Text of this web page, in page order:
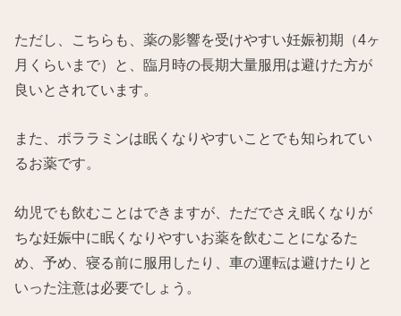
ただし、こちらも、薬の影響を受けやすい妊娠初期（4ヶ
月くらいまで）と、臨月時の長期大量服用は避けた方が
良いとされています。
また、ポララミンは眠くなりやすいことでも知られてい
るお薬です。
幼児でも飲むことはできますが、ただでさえ眠くなりが
ちな妊娠中に眠くなりやすいお薬を飲むことになるた
め、予め、寝る前に服用したり、車の運転は避けたりと
いった注意は必要でしょう。